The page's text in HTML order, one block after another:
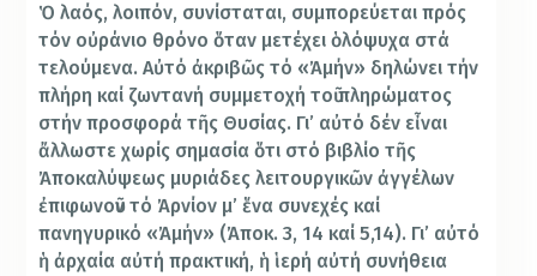
Ὁ λαός, λοιπόν, συνίσταται, συμπορεύεται πρός
τόν οὐράνιο θρόνο ὅταν μετέχει ὁλόψυχα στά
τελούμενα. Αὐτό ἀκριβῶς τό «Ἀμήν» δηλώνει τήν
πλήρη καί ζωντανή συμμετοχή τοῦ πληρώματος
στήν προσφορά τῆς Θυσίας. Γι’ αὐτό δέν εἶναι
ἄλλωστε χωρίς σημασία ὅτι στό βιβλίο τῆς
Ἀποκαλύψεως μυριάδες λειτουργικῶν ἀγγέλων
ἐπιφωνοῦν τό Ἀρνίον μ’ ἕνα συνεχές καί
πανηγυρικό «Ἀμήν» (Ἀποκ. 3, 14 καί 5,14). Γι’ αὐτό
ἡ ἀρχαία αὐτή πρακτική, ἡ ἱερή αὐτή συνήθεια